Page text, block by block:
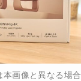
画像と異なる場